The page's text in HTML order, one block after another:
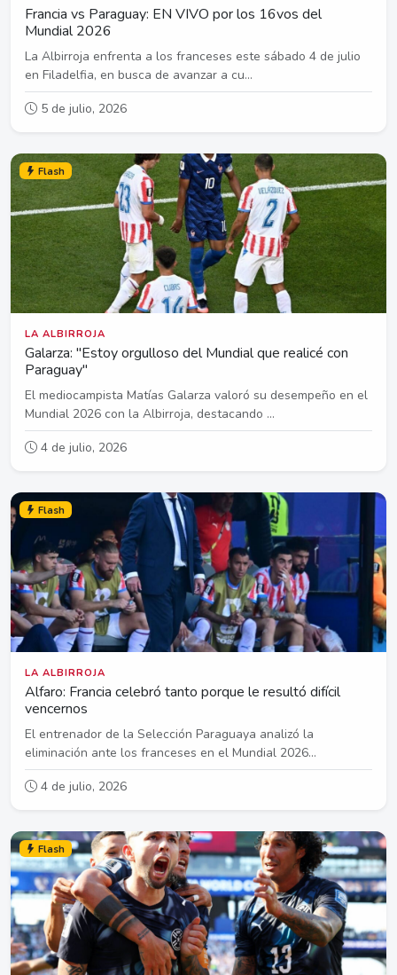
Francia vs Paraguay: EN VIVO por los 16vos del
Mundial 2026
La Albirroja enfrenta a los franceses este sábado 4 de julio
en Filadelfia, en busca de avanzar a cu...
5 de julio, 2026
Flash
LA ALBIRROJA
Galarza: "Estoy orgulloso del Mundial que realicé con
Paraguay"
El mediocampista Matías Galarza valoró su desempeño en el
Mundial 2026 con la Albirroja, destacando ...
4 de julio, 2026
Flash
LA ALBIRROJA
Alfaro: Francia celebró tanto porque le resultó difícil
vencernos
El entrenador de la Selección Paraguaya analizó la
eliminación ante los franceses en el Mundial 2026...
4 de julio, 2026
Flash